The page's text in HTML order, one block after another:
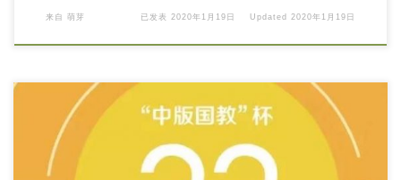
来自 萌芽 已发表 2020年1月19日 Updated 2020年1月19日